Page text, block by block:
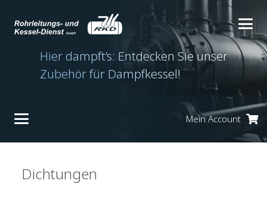
Hier dampft’s: Entdecken Sie unser
Zubehör für Dampfkessel!
Mein Account
Dichtungen